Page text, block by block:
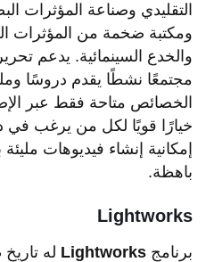
التقليدي وصناعة المؤثرات
ومكتبة ضخمة من المؤثرات
مجتمعًا نشطًا يقدم دروسًا
الخصائص متاحة فقط عبر
خيارًا قويًا لكل من يرغب في
إمكانية إنشاء فيديوهات
باهظة.
Lightworks
برنامجLightworks له